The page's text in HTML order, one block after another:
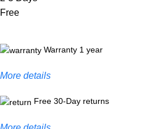
Free
Warranty 1 year
More details
Free 30-Day returns